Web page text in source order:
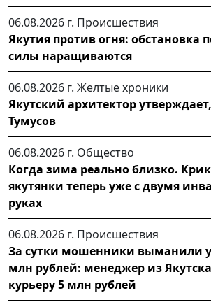
06.08.2026 г. Происшествия
Якутия против огня: обстановка
силы наращиваются
06.08.2026 г. Желтые хроники
Якутский архитектор
Тумусов
06.08.2026 г. Общество
Когда зима реально близко.
якутянки теперь уже с двумя
руках
06.08.2026 г. Происшествия
За сутки мошенники выманили у
млн рублей: менеджер из
курьеру 5 млн рублей